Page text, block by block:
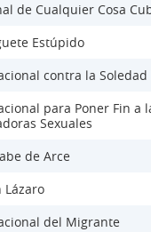
de Cualquier Cosa
Estúpido
contra la Soledad
para Poner Fin a
Sexuales
de Arce
Lázaro
del Migrante